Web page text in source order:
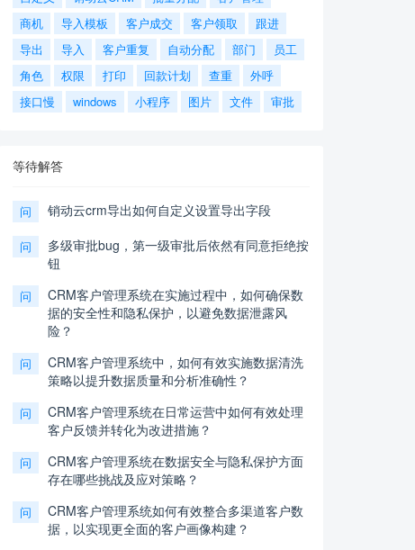
商机
导入模板 客户成交 客户领取
跟进
导出
导入 客户重复 自动分配 部门
员工
角色
权限 打印 回款计划 查重
外呼
接口慢
windows 小程序 图片 文件 审批
等待解答
问 销动云crm导出如何自定义设置导出字段
问
多级审批bug，第一级审批后依然有同意拒绝按
钮
问
CRM客户管理系统在实施过程中，如何确保数
据的安全性和隐私保护，以避免数据泄露风
险？
问
CRM客户管理系统中，如何有效实施数据清洗
策略以提升数据质量和分析准确性？
问
CRM客户管理系统在日常运营中如何有效处理
客户反馈并转化为改进措施？
问
CRM客户管理系统在数据安全与隐私保护方面
存在哪些挑战及应对策略？
问
CRM客户管理系统如何有效整合多渠道客户数
据，以实现更全面的客户画像构建？